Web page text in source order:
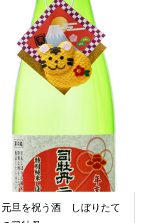
元旦を祝う酒 しぼりたて